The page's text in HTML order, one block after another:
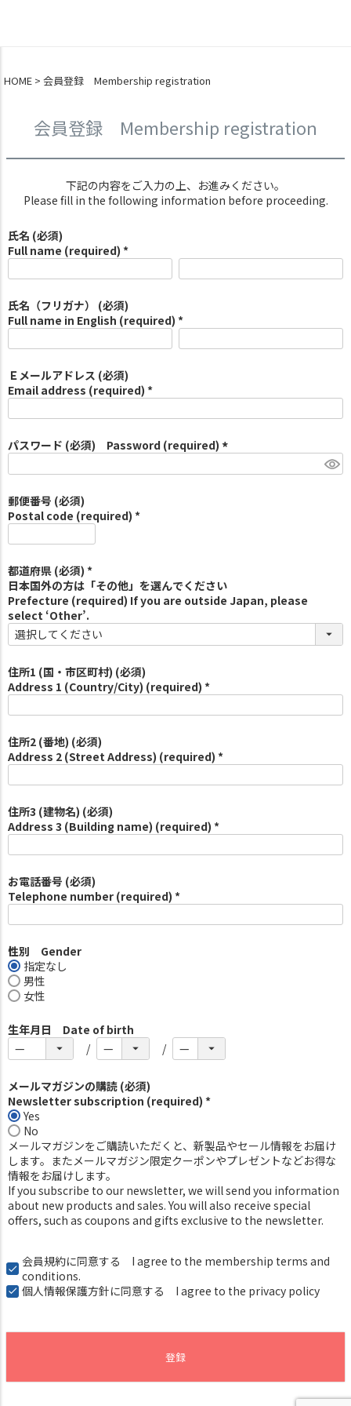
HOME 会員登録 Membership registration
会員登録 Membership registration
下記の内容をご入力の上、お進みください。
Please fill in the following information before proceeding.
氏名 (必須)
Full name (required) *
氏名（フリガナ） (必須)
Full name in English (required) *
Ｅメールアドレス (必須)
Email address (required) *
パスワード (必須) Password (required)
必
郵便番号 (必須)
Postal code (required) *
都道府県 (必須) *
日本国外の方は「その他」を選んでください
Prefecture (required) If you are outside Japan, please
select ‘Other’.
住所1 (国・市区町村) (必須)
Address 1 (Country/City) (required) *
住所2 (番地) (必須)
Address 2 (Street Address) (required) *
住所3 (建物名) (必須)
Address 3 (Building name) (required) *
お電話番号 (必須)
Telephone number (required) *
性別 Gender
指定なし
男性
女性
生年月日 Date of birth
メールマガジンの購読 (必須)
Newsletter subscription (required) *
Yes
No
メールマガジンをご購読いただくと、新製品やセール情報をお届け
します。またメールマガジン限定クーポンやプレゼントなどお得な
情報をお届けします。
If you subscribe to our newsletter, we will send you information
about new products and sales. You will also receive special
offers, such as coupons and gifts exclusive to the newsletter.
会員規約に同意する I agree to the membership terms and
conditions.
個人情報保護方針に同意する I agree to the privacy policy
登録